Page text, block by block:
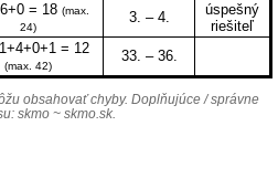
= 18 (max.
24)
3. – 4.
úspešný
riešiteľ
= 12
(max. 42)
33. – 36.
obsahovať chyby. Doplňujúce / správne
skmo ~ skmo.sk